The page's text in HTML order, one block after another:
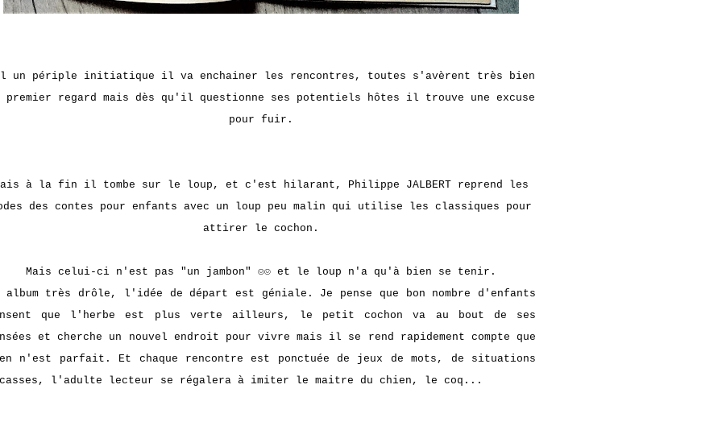
un périple initiatique il va enchainer les rencontres, toutes s'avèrent très bien
premier regard mais dès qu'il questionne ses potentiels hôtes il trouve une excuse
pour fuir.
à la fin il tombe sur le loup, et c'est hilarant, Philippe JALBERT reprend les
des contes pour enfants avec un loup peu malin qui utilise les classiques pour
attirer le cochon.
Mais celui-ci n'est pas "un jambon" ☺☺ et le loup n'a qu'à bien se tenir.
album très drôle, l'idée de départ est géniale. Je pense que bon nombre d'enfants
que l'herbe est plus verte ailleurs, le petit cochon va au bout de ses
et cherche un nouvel endroit pour vivre mais il se rend rapidement compte que
n'est parfait. Et chaque rencontre est ponctuée de jeux de mots, de situations
l'adulte lecteur se régalera à imiter le maitre du chien, le coq...